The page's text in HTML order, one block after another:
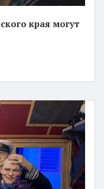
края могут